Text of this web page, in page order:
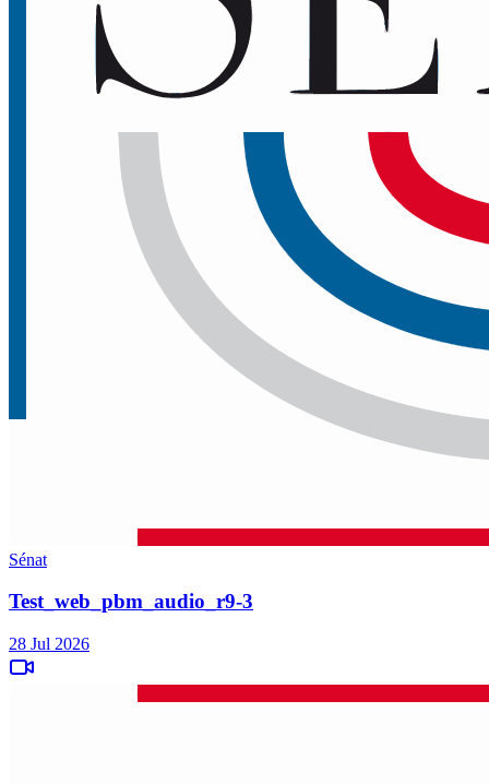
Sénat
Test_web_pbm_audio_r9-3
28 Jul 2026